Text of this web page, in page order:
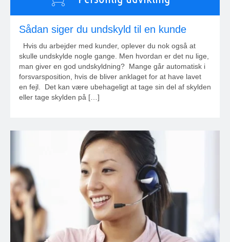
Sådan siger du undskyld til en kunde
Hvis du arbejder med kunder, oplever du nok også at
skulle undskylde nogle gange. Men hvordan er det nu lige,
man giver en god undskyldning? Mange går automatisk i
forsvarsposition, hvis de bliver anklaget for at have lavet
en fejl. Det kan være ubehageligt at tage sin del af skylden
eller tage skylden på […]